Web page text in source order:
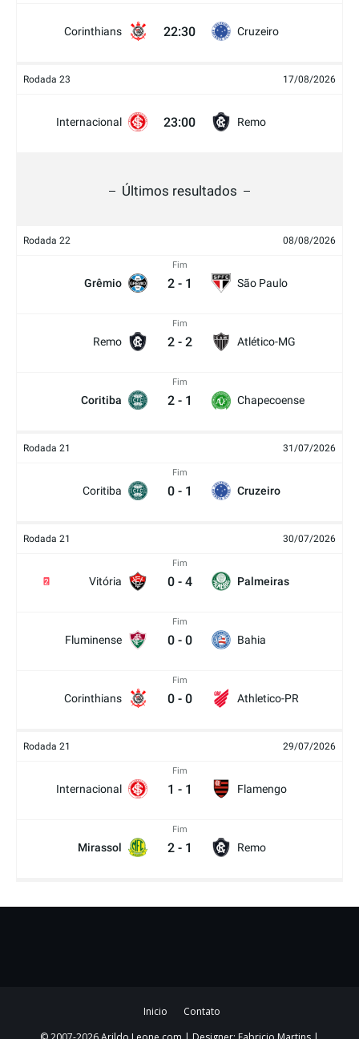
Corinthians 22:30 Cruzeiro
Rodada 23 17/08/2026
Internacional 23:00 Remo
Últimos resultados
Rodada 22 08/08/2026
Grêmio
Fim
2 - 1 São Paulo
Remo
Fim
2 - 2 Atlético-MG
Coritiba
Fim
2 - 1 Chapecoense
Rodada 21 31/07/2026
Coritiba
Fim
0 - 1 Cruzeiro
Rodada 21 30/07/2026
Vitória
2
Fim
0 - 4 Palmeiras
Fluminense
Fim
0 - 0 Bahia
Corinthians
Fim
0 - 0 Athletico-PR
Rodada 21 29/07/2026
Internacional
Fim
1 - 1 Flamengo
Mirassol
Fim
2 - 1 Remo
Inicio
Contato